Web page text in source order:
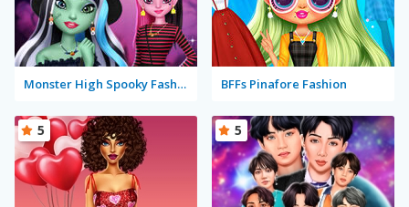
Monster High Spooky Fashion BFFs Pinafore Fashion
5 5